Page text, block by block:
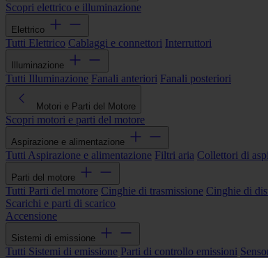
Scopri elettrico e illuminazione
Elettrico
Tutti Elettrico Cablaggi e connettori Interruttori
Illuminazione
Tutti Illuminazione Fanali anteriori Fanali posteriori
Motori e Parti del Motore
Scopri motori e parti del motore
Aspirazione e alimentazione
Tutti Aspirazione e alimentazione Filtri aria Collettori di
Parti del motore
Tutti Parti del motore Cinghie di trasmissione Cinghie di
Scarichi e parti di scarico
Accensione
Sistemi di emissione
Tutti Sistemi di emissione Parti di controllo emissioni